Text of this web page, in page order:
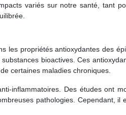
variés sur notre santé, tant
les propriétés antioxydantes des
bioactives. Ces
certaines maladies chroniques.
inflammatoires. Des études ont
pathologies. Cependant,